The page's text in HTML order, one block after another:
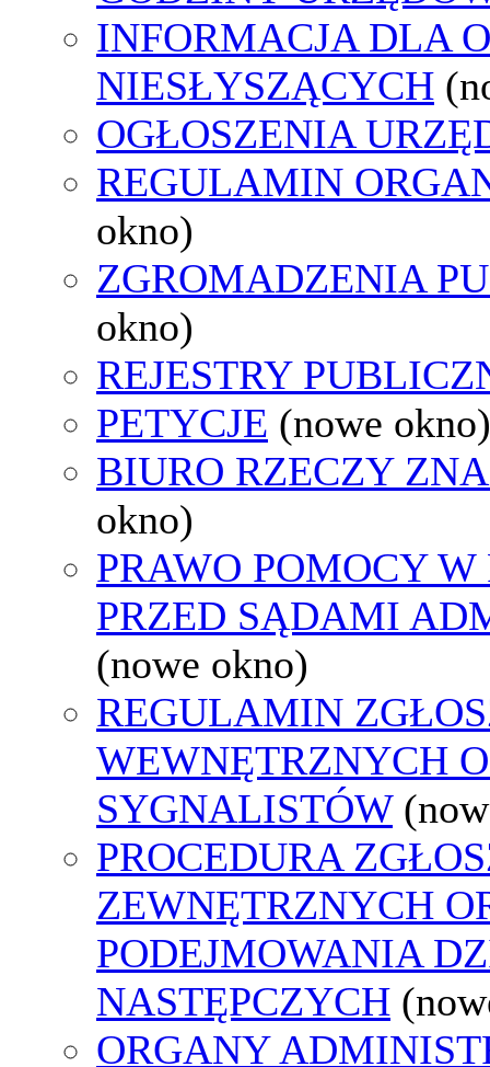
INFORMACJA DLA
NIESŁYSZĄCYCH
OGŁOSZENIA
REGULAMIN
okno)
ZGROMADZENIA
okno)
REJESTRY
PETYCJE (nowe okno)
BIURO RZECZY
okno)
PRAWO POMOCY
PRZED SĄDAMI
(nowe okno)
REGULAMIN
WEWNĘTRZNYCH
SYGNALISTÓW
PROCEDURA
ZEWNĘTRZNYCH
PODEJMOWANIA
NASTĘPCZYCH
ORGANY